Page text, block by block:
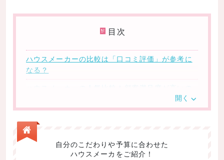
目次
ハウスメーカーの比較は「口コミ評価」が参考に
なる？
積水ハウス
開く
自分のこだわりや予算に合わせた
ハウスメーカをご紹介！